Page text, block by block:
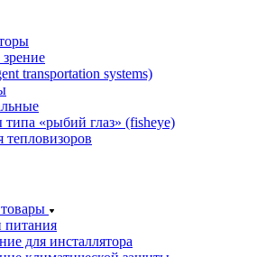
transportation systems)
«рыбий глаз» (fisheye)
тепловизоров
питания
для инсталлятора